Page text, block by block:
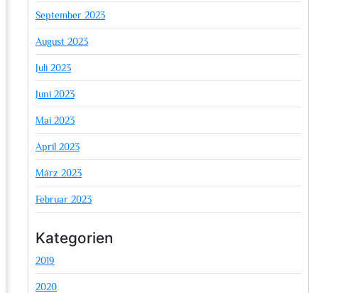
September 2023
August 2023
Juli 2023
Juni 2023
Mai 2023
April 2023
März 2023
Februar 2023
Kategorien
2019
2020